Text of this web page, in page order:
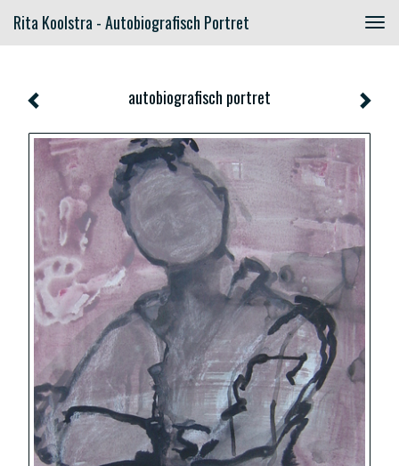
Rita Koolstra - Autobiografisch Portret
autobiografisch portret